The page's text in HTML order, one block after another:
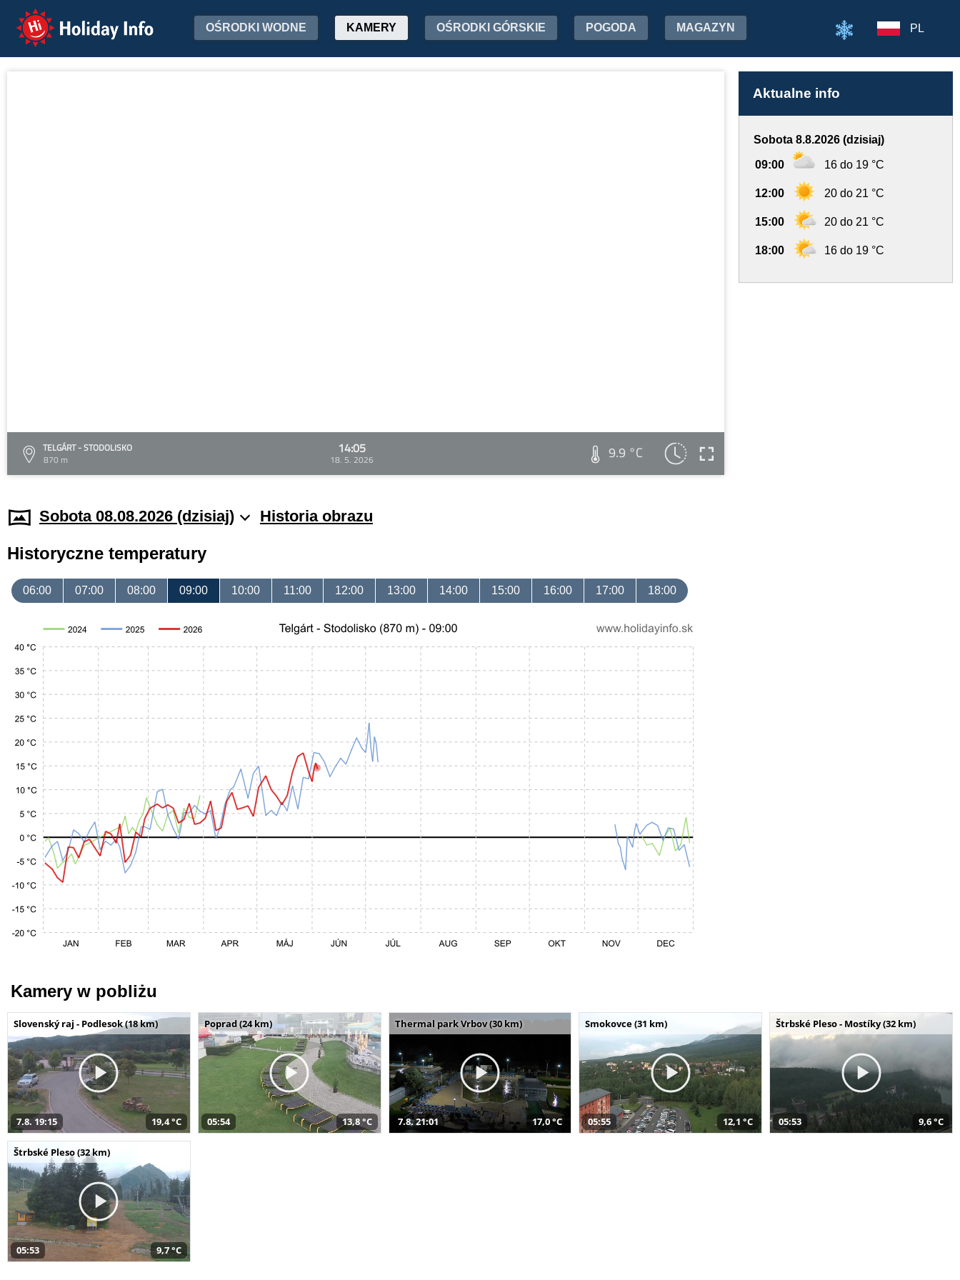
Holiday Info OŚRODKI WODNE KAMERY OŚRODKI GÓRSKIE POGODA MAGAZYN PL
TELGÁRT - STODOLISKO
870 m
14:05
18. 5. 2026 9.9 °C
Aktualne info
Sobota 8.8.2026 (dzisiaj)
09:00 16 do 19 °C
12:00 20 do 21 °C
15:00 20 do 21 °C
18:00 16 do 19 °C
Sobota 08.08.2026 (dzisiaj) Historia obrazu
Historyczne temperatury
06:00 07:00 08:00 09:00 10:00 11:00 12:00 13:00 14:00 15:00 16:00 17:00 18:00
Kamery w pobliżu
Slovenský raj - Podlesok (18 km)
7.8. 19:15 19,4 °C
Poprad (24 km)
05:54 13,8 °C
Thermal park Vrbov (30 km)
7.8. 21:01 17,0 °C
Smokovce (31 km)
05:55 12,1 °C
Štrbské Pleso - Mostíky (32 km)
05:53 9,6 °C
Štrbské Pleso (32 km)
05:53 9,7 °C